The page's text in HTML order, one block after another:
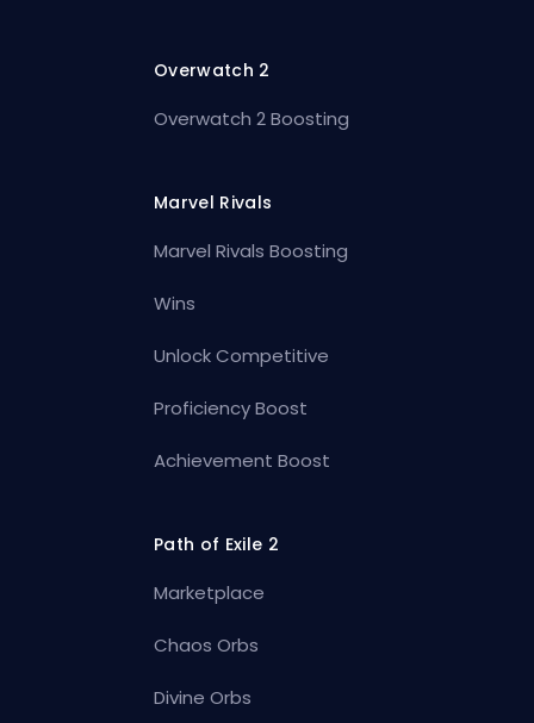
Overwatch 2
Overwatch 2 Boosting
Marvel Rivals
Marvel Rivals Boosting
Wins
Unlock Competitive
Proficiency Boost
Achievement Boost
Path of Exile 2
Marketplace
Chaos Orbs
Divine Orbs